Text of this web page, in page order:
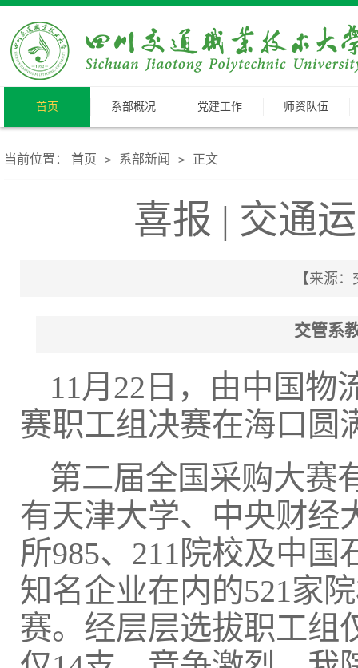
首页 系部概况 党建工作 师资队伍
当前位置： 首页 > 系部新闻 > 正文
喜报 | 交通
【来源
交管系
11月22日，由中国物
赛职工组决赛在海口圆
第二届全国采购大赛
有天津大学、中央财经
所985、211院校及中
知名企业在内的521家
赛。经层层选拔职工组